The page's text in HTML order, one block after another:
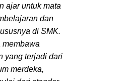
ajar untuk mata
dan
di SMK.
membawa
yang terjadi dari
merdeka,